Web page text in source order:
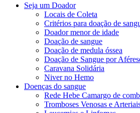
Seja um Doador
Locais de Coleta
Critérios para doação de
Doador menor de idade
Doação de sangue
Doação de medula óssea
Doação de Sangue por
Caravana Solidária
Niver no Hemo
Doenças do sangue
Rede Hebe Camargo de
Tromboses Venosas e